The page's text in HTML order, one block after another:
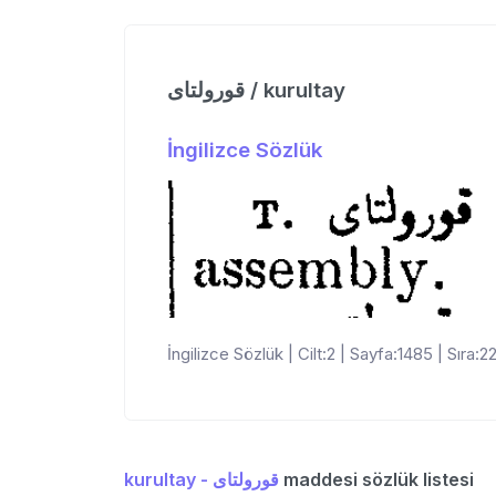
قورولتای / kurultay
İngilizce Sözlük
İngilizce Sözlük | Cilt:2 | Sayfa:1485 | Sıra:22
kurultay - قورولتای maddesi sözlük listesi